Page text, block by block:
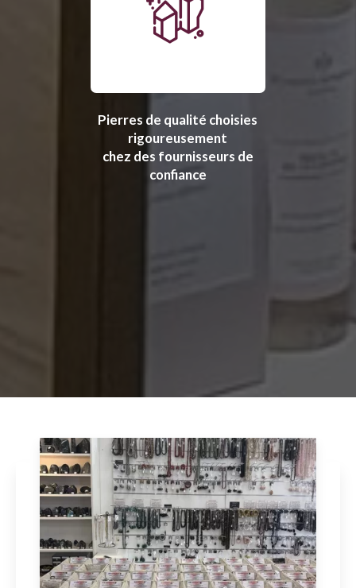
Pierres de qualité choisies
rigoureusement
chez des fournisseurs de
confiance